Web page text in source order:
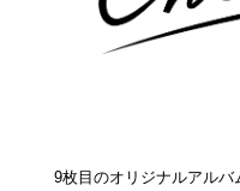
9枚目のオリジナルアルバ